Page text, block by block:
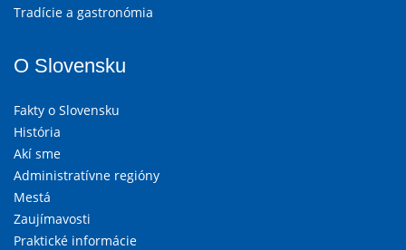
Tradície a gastronómia
O Slovensku
Fakty o Slovensku
História
Akí sme
Administratívne regióny
Mestá
Zaujímavosti
Praktické informácie